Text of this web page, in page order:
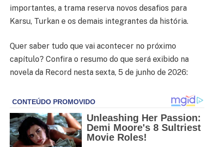
importantes, a trama reserva novos desafios para
Karsu, Turkan e os demais integrantes da história.
Quer saber tudo que vai acontecer no próximo
capítulo? Confira o resumo do que será exibido na
novela da Record nesta sexta, 5 de junho de 2026: